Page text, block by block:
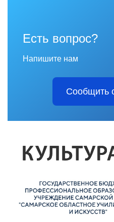
Есть вопрос?
Напишите нам
Сообщить